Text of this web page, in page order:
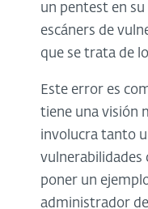
un pentest en
escáners de
que se trata de
Este error es
tiene una visión
involucra tanto
vulnerabilidades
poner un
administrador